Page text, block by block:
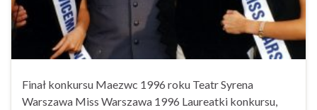
Finał konkursu Maezwc 1996 roku Teatr Syrena
Warszawa Miss Warszawa 1996 Laureatki konkursu,